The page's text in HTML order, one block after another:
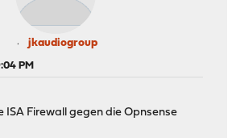
jkaudiogroup
PM
ISA Firewall gegen die Opnsense